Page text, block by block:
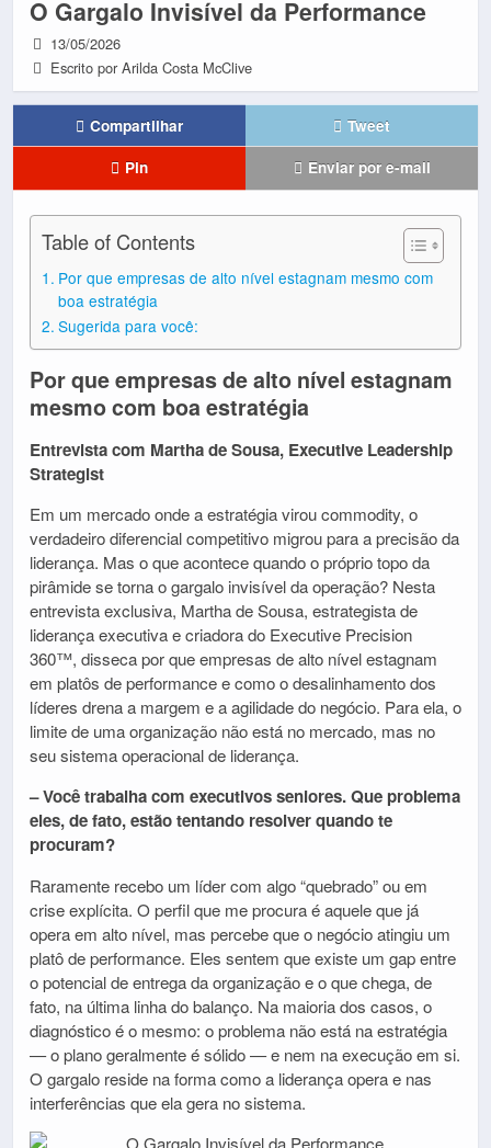
O Gargalo Invisível da Performance
13/05/2026
Escrito por Arilda Costa McClive
Compartilhar
Tweet
Pin
Enviar por e-mail
Table of Contents
Por que empresas de alto nível estagnam mesmo com
boa estratégia
Sugerida para você:
Por que empresas de alto nível estagnam
mesmo com boa estratégia
Entrevista com Martha de Sousa, Executive Leadership
Strategist
Em um mercado onde a estratégia virou commodity, o
verdadeiro diferencial competitivo migrou para a precisão da
liderança. Mas o que acontece quando o próprio topo da
pirâmide se torna o gargalo invisível da operação? Nesta
entrevista exclusiva, Martha de Sousa, estrategista de
liderança executiva e criadora do Executive Precision
360™, disseca por que empresas de alto nível estagnam
em platôs de performance e como o desalinhamento dos
líderes drena a margem e a agilidade do negócio. Para ela, o
limite de uma organização não está no mercado, mas no
seu sistema operacional de liderança.
– Você trabalha com executivos seniores. Que problema
eles, de fato, estão tentando resolver quando te
procuram?
Raramente recebo um líder com algo “quebrado” ou em
crise explícita. O perfil que me procura é aquele que já
opera em alto nível, mas percebe que o negócio atingiu um
platô de performance. Eles sentem que existe um gap entre
o potencial de entrega da organização e o que chega, de
fato, na última linha do balanço. Na maioria dos casos, o
diagnóstico é o mesmo: o problema não está na estratégia
— o plano geralmente é sólido — e nem na execução em si.
O gargalo reside na forma como a liderança opera e nas
interferências que ela gera no sistema.